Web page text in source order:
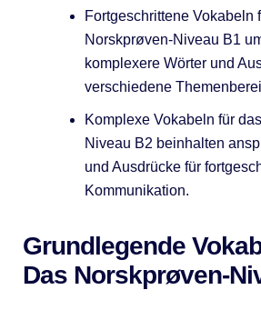
Fortgeschrittene Vokabeln
Norskprøven-Niveau B1
komplexere Wörter und
verschiedene
Komplexe Vokabeln für
Niveau B2 beinhalten
und Ausdrücke für
Kommunikation.
Grundlegende
Das Norskprøven-